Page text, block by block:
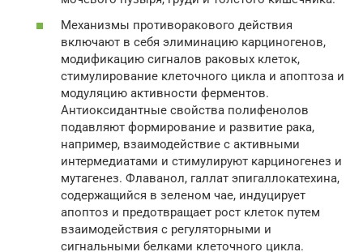
Механизмы противоракового действия
включают в себя элиминацию карциногенов,
модификацию сигналов раковых клеток,
стимулирование клеточного цикла и апоптоза и
модуляцию активности ферментов.
Антиоксидантные свойства полифенолов
подавляют формирование и развитие рака,
например, взаимодействие с активными
интермедиатами и стимулируют карциногенез и
мутагенез. Флаванол, галлат эпигаллокатехина,
содержащийся в зеленом чае, индуцирует
апоптоз и предотвращает рост клеток путем
взаимодействия с регуляторными и
сигнальными белками клеточного цикла.